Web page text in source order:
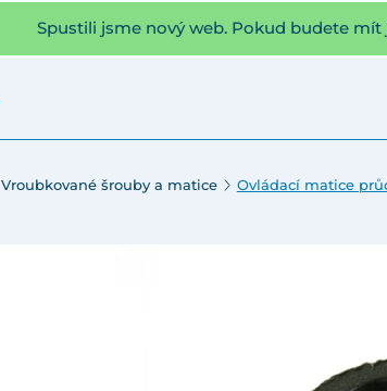
Spustili jsme nový web. Pokud budete
Vroubkované šrouby a matice Ovládací matice